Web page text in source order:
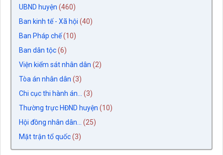
UBND huyện (460)
Ban kinh tế - Xã hội (40)
Ban Pháp chế(10)
Ban dân tộc(6)
Viện kiểm sát nhân dân (2)
Tòa án nhân dân (3)
Chi cục thi hành án...
(3)
Thường trực HĐND huyện (10)
Hội đồng nhân dân...
(25)
Mặt trận tổ quốc(3)